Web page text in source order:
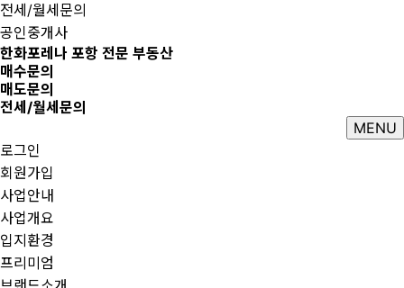
전세/월세문의
공인중개사
한화포레나 포항 전문 부동산
매수문의
매도문의
전세/월세문의
MENU
로그인
회원가입
사업안내
사업개요
입지환경
프리미엄